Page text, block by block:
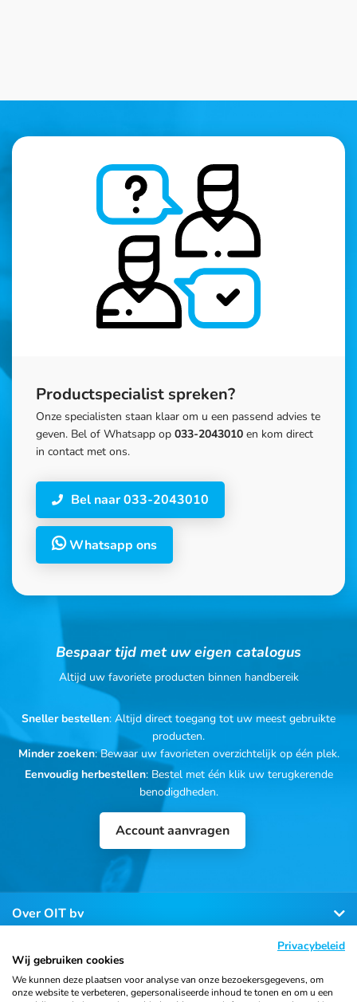
Productspecialist spreken?
Onze specialisten staan klaar om u een passend advies te
geven. Bel of Whatsapp op 033-2043010 en kom direct
in contact met ons.
Bel naar 033-2043010
Whatsapp ons
Bespaar tijd met uw eigen catalogus
Altijd uw favoriete producten binnen handbereik
Sneller bestellen: Altijd direct toegang tot uw meest gebruikte
producten.
Minder zoeken: Bewaar uw favorieten overzichtelijk op één plek.
Eenvoudig herbestellen: Bestel met één klik uw terugkerende
benodigdheden.
Account aanvragen
Over OIT bv
Klantenservice
Privacybeleid
Wij gebruiken cookies
We kunnen deze plaatsen voor analyse van onze bezoekersgegevens, om
onze website te verbeteren, gepersonaliseerde inhoud te tonen en om u een